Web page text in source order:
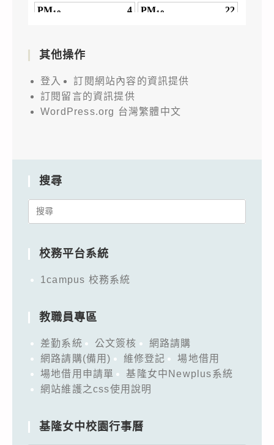
其他操作
登入
訂閱網站內容的資訊提供
訂閱留言的資訊提供
WordPress.org 台灣繁體中文
搜尋
Search
校務平台系統
1campus 校務系統
教職員專區
差勤系統 公文簽核
網路請購
網路請購(備用)
維修登記
場地借用
場地借用申請單
基隆女中Newplus系統
網站維護之css使用說明
基隆女中校園行事曆